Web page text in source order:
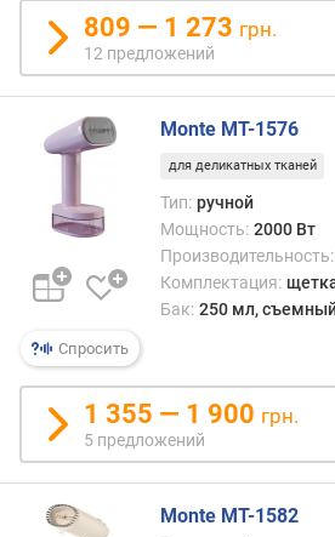
с
о
е
ш
е
в
х
к
д
о
р
о
и
809 — 1 273 грн.
12 предложений
Спросить
Monte MT-1576
для деликатных тканей
Тип: ручной
Мощность: 2000 Вт
Производительность:
Комплектация:
Бак: 250 мл,
1 355 — 1 900 грн.
5 предложений
Monte MT-1582